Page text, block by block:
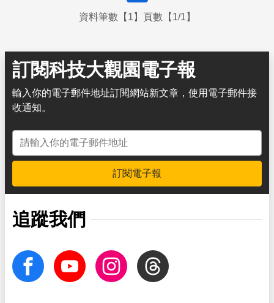
資料筆數【1】頁數【1/1】
訂閱科技大觀園電子報
輸入你的電子郵件地址訂閱網站新文章，使用電子郵件接
收通知。
電子郵件地址
訂閱電子報
追蹤我們
facebook Youtube InstagramThreads